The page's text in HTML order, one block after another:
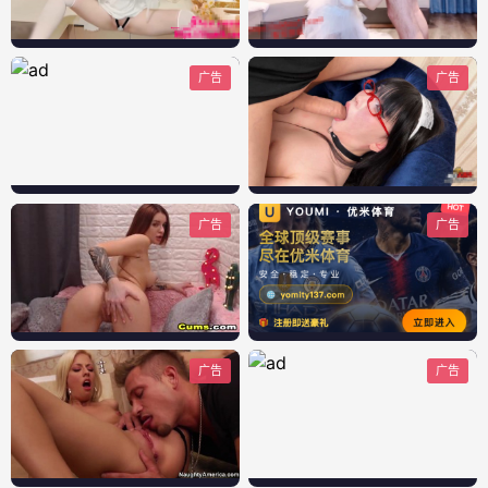
广告 广告
广告 广告
广告 广告